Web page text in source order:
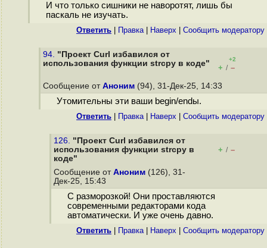
И что только сишники не наворотят, лишь бы
паскаль не изучать.
Ответить Правка| Наверх Cообщить модератору
94. "Проект Curl избавился от
использования функции strcpy в коде"
+2
+ / –
Сообщение от Аноним (94), 31-Дек-25, 14:33
Утомительны эти ваши begin/endы.
Ответить Правка| Наверх Cообщить модератору
126. "Проект Curl избавился от
использования функции strcpy в
коде"
+ / –
Сообщение от Аноним (126), 31-
Дек-25, 15:43
С разморозкой! Они проставляются
современными редакторами кода
автоматически. И уже очень давно.
Ответить Правка| Наверх Cообщить модератору